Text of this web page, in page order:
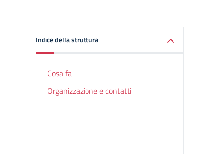
Indice della struttura
Cosa fa
Organizzazione e contatti